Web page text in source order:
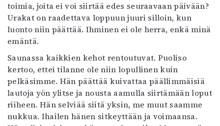
toimia, joita ei voi siirtää edes seuraavaan päivään?
Urakat on raadettava loppuun juuri silloin, kun
luonto niin päättää. Ihminen ei ole herra, enkä minä
emäntä.
Saunassa kaikkien kehot rentoutuvat. Puoliso
kertoo, ettei tilanne ole niin lopullinen kuin
pelkäsimme. Hän päättää kuivattaa päällimmäisiä
lautoja yön ylitse ja nousta aamulla siirtämään loput
riiheen. Hän selviää siitä yksin, me muut saamme
nukkua. Ihailen hänen sitkeyttään ja voimaansa.